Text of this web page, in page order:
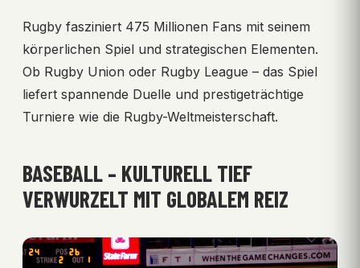
Rugby fasziniert 475 Millionen Fans mit seinem
körperlichen Spiel und strategischen Elementen.
Ob Rugby Union oder Rugby League – das Spiel
liefert spannende Duelle und prestigeträchtige
Turniere wie die Rugby-Weltmeisterschaft.
BASEBALL – KULTURELL TIEF
VERWURZELT MIT GLOBALEM REIZ